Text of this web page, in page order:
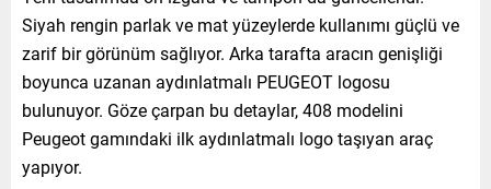
Siyah rengin parlak ve mat yüzeylerde kullanımı güçlü ve
zarif bir görünüm sağlıyor. Arka tarafta aracın genişliği
boyunca uzanan aydınlatmalı PEUGEOT logosu
bulunuyor. Göze çarpan bu detaylar, 408 modelini
Peugeot gamındaki ilk aydınlatmalı logo taşıyan araç
yapıyor.